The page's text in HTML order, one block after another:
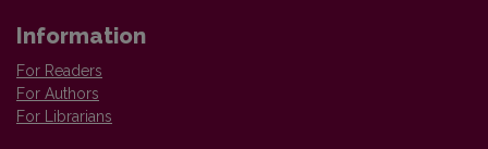
Information
For Readers
For Authors
For Librarians